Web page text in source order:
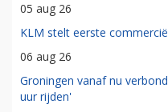
05 aug 26
KLM stelt eerste
06 aug 26
Groningen vanaf nu
uur rijden'